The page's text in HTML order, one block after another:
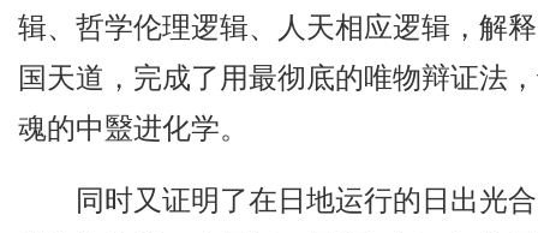
辑、哲学伦理逻辑、人天相应逻辑，解
国天道，完成了用最彻底的唯物辩证法
魂的中毉进化学。
同时又证明了在日地运行的日出光